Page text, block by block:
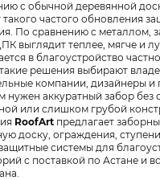
с обычной деревянной
такого частого обновления
По сравнению с металлом,
выглядит теплее, мягче и
в благоустройство
решения выбирают
компании, дизайнеры и
нужен аккуратный забор
или слишком грубой
RoofArt предлагает
доску, ограждения,
системы для
с поставкой по Астане и